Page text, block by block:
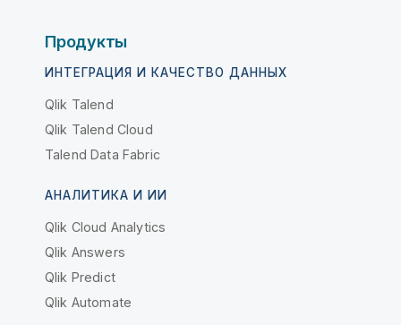
Продукты
ИНТЕГРАЦИЯ И КАЧЕСТВО ДАННЫХ
Qlik Talend
Qlik Talend Cloud
Talend Data Fabric
АНАЛИТИКА И ИИ
Qlik Cloud Analytics
Qlik Answers
Qlik Predict
Qlik Automate